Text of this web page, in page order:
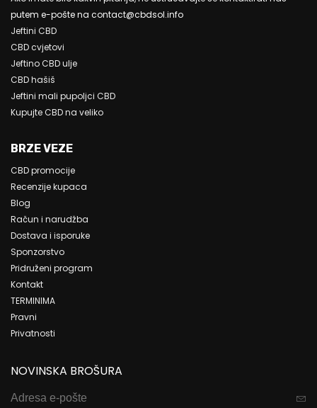
putem e-pošte na contact@cbdsol.info
Jeftini CBD
CBD cvjetovi
Jeftino CBD ulje
CBD hašiš
Jeftini mali pupoljci CBD
Kupujte CBD na veliko
BRZE VEZE
CBD promocije
Recenzije kupaca
Blog
Račun i narudžba
Dostava i isporuke
Sponzorstvo
Pridruženi program
Kontakt
TERMINIMA
Pravni
Privatnosti
NOVINSKA BROŠURA